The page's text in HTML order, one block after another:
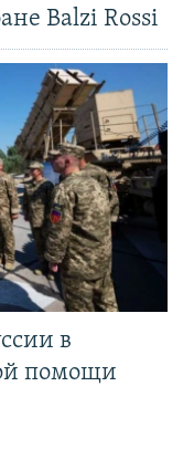
Balzi Rossi
в
помощи